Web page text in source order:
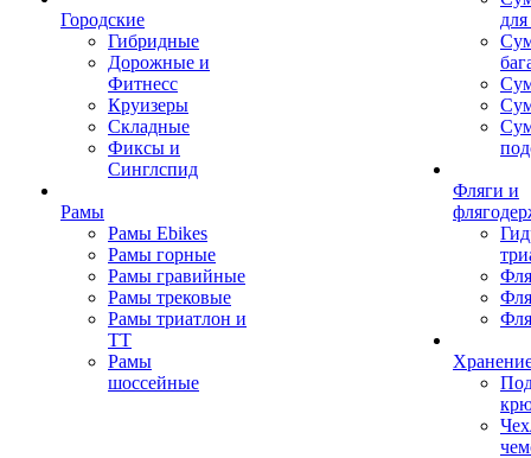
Городские
Гибридные
Дорожные и
Фитнесс
Круизеры
Складные
Фиксы и
Синглспид
Рамы
Рамы Ebikes
Рамы горные
Рамы гравийные
Рамы трековые
Рамы триатлон и
ТТ
Рамы
шоссейные
Фляги и